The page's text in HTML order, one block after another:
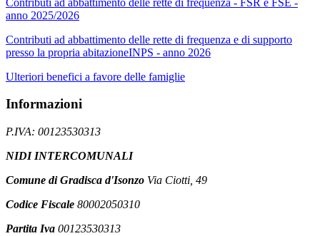
anno 2025/2026
Contributi ad abbattimento delle rette di frequenza e di supporto
presso la propria abitazioneINPS - anno 2026
Ulteriori benefici a favore delle famiglie
Informazioni
P.IVA: 00123530313
NIDI INTERCOMUNALI
Comune di Gradisca d'Isonzo Via Ciotti, 49
Codice Fiscale 80002050310
Partita Iva 00123530313